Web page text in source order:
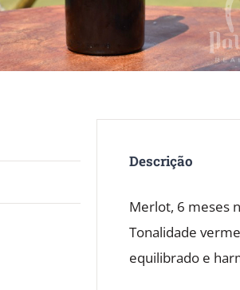
Descrição
Merlot, 6 meses
Tonalidade
equilibrado e